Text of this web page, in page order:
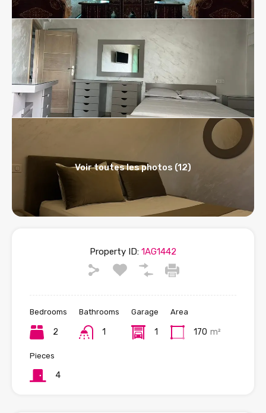
Voir toutes les photos (12)
Property ID: 1AG1442
Bedrooms
2
Bathrooms
1
Garage
1
Area
170 m²
Pieces
4